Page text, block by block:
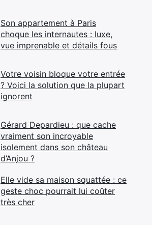
Son appartement à Paris
choque les internautes : luxe,
vue imprenable et détails fous
Votre voisin bloque votre entrée
? Voici la solution que la plupart
ignorent
Gérard Depardieu : que cache
vraiment son incroyable
isolement dans son château
d’Anjou ?
Elle vide sa maison squattée : ce
geste choc pourrait lui coûter
très cher